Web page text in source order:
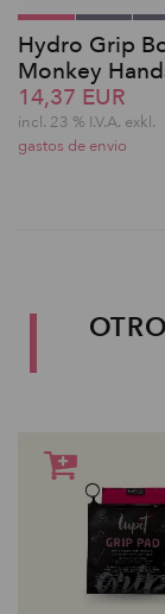
Hydro Grip
Monkey
14,37 EUR
incl. 23 % I.V.A. exkl.
gastos de envio